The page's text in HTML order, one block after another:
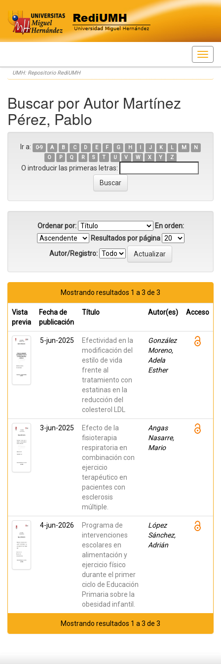
Skip
navigation
UMH: Repositorio RediUMH
Buscar por Autor Martínez
Pérez, Pablo
Ir a: 0-9 A B C D E F G H I J K L M
N
O
P Q R S T U V W X Y Z
O introducir las primeras letras:
Ordenar por:
En orden:
Resultados por página
Autor/Registro:
Mostrando resultados 1 a 3 de 3
Vista
previa
Fecha de
publicación
Título Autor(es) Acceso
5-jun-2025
Efectividad en la
modificación del
estilo de vida
frente al
tratamiento con
estatinas en la
reducción del
colesterol LDL
González
Moreno,
Adela
Esther
3-jun-2025
Efecto de la
fisioterapia
respiratoria en
combinación con
ejercicio
terapéutico en
pacientes con
esclerosis
múltiple.
Angas
Nasarre,
Mario
4-jun-2026
Programa de
intervenciones
escolares en
alimentación y
ejercicio físico
durante el primer
ciclo de Educación
Primaria sobre la
obesidad infantil.
López
Sánchez,
Adrián
Mostrando resultados 1 a 3 de 3